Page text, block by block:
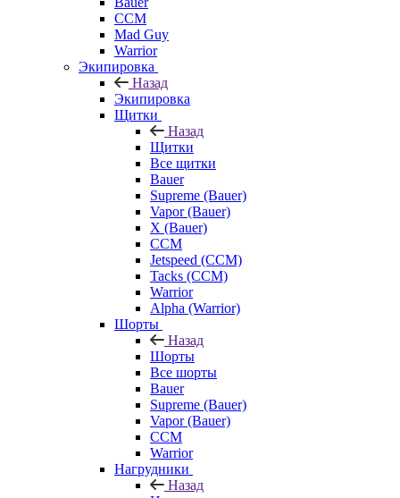
CCM
Mad Guy
Warrior
Экипировка
Назад
Экипировка
Щитки
Назад
Щитки
Все щитки
Bauer
Supreme (Bauer)
Vapor (Bauer)
X (Bauer)
CCM
Jetspeed (CCM)
Tacks (CCM)
Warrior
Alpha (Warrior)
Шорты
Назад
Шорты
Все шорты
Bauer
Supreme (Bauer)
Vapor (Bauer)
CCM
Warrior
Нагрудники
Назад